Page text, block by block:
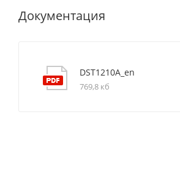
Документация
DST1210A_en
769,8 кб